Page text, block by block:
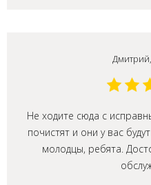
Не ходите сюда с
почистят и они у вас
молодцы, ребята.